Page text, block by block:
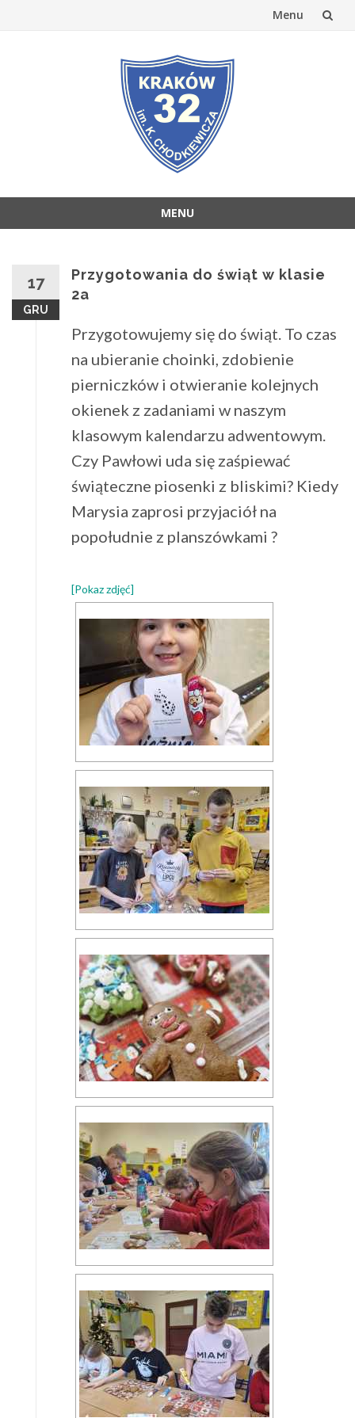
Menu
MENU
17
GRU
Przygotowania do świąt w klasie
2a
Przygotowujemy się do świąt. To czas
na ubieranie choinki, zdobienie
pierniczków i otwieranie kolejnych
okienek z zadaniami w naszym
klasowym kalendarzu adwentowym.
Czy Pawłowi uda się zaśpiewać
świąteczne piosenki z bliskimi? Kiedy
Marysia zaprosi przyjaciół na
popołudnie z planszówkami ?
[Pokaz zdjęć]